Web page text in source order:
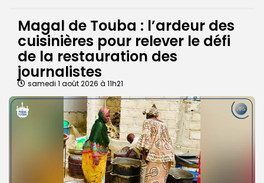
Magal de Touba : l’ardeur des
cuisinières pour relever le défi
de la restauration des
journalistes
samedi 1 août 2026 à 11h21